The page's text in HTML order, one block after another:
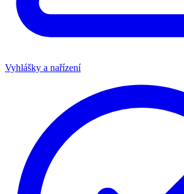
Vyhlášky a nařízení